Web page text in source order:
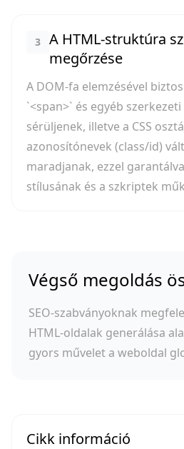
3
A HTML-struktúra
megőrzése
A DOM-fa elemzésével
`<span>` és egyéb
sérüljenek, illetve a CSS
azonosítónevek (class/id)
maradjanak, ezzel
stílusának és a szkriptek
Végső megoldás
SEO-szabványoknak
HTML-oldalak generálása
gyors művelet a weboldal
Cikk információ